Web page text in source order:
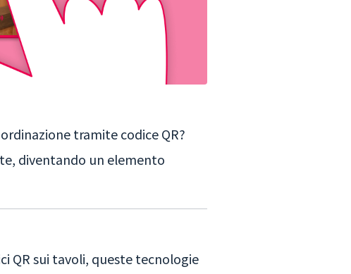
tramite codice QR?
diventando un elemento
QR sui tavoli, queste tecnologie